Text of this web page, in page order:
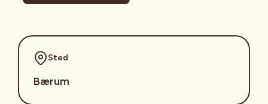
Sted
Bærum